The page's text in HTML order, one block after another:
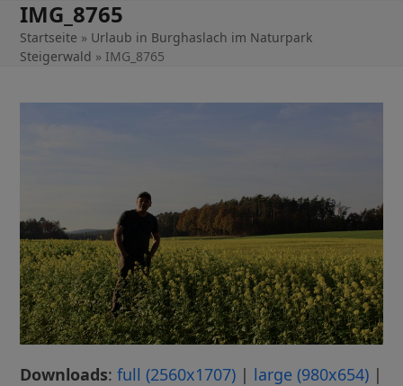
Skip
content
IMG_8765
Startseite » Urlaub in Burghaslach im Naturpark
Steigerwald » IMG_8765
Downloads:full (2560x1707) | large (980x654) |